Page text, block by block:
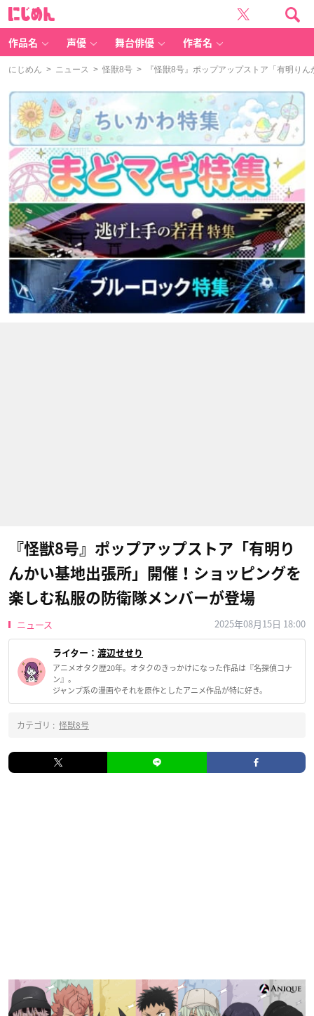
作品名 声優 舞台俳優 作者名
にじめん > ニュース > 怪獣8号 > 『怪獣8号』ポップアップストア「有明り
『怪獣8号』ポップアップストア「有明り
んかい基地出張所」開催！ショッピングを
楽しむ私服の防衛隊メンバーが登場
ニュース 2025年08月15日 18:00
ライター： 渡辺せせり
アニメオタク歴20年。オタクのきっかけになった作品は『名探偵コナ
ン』。
ジャンプ系の漫画やそれを原作としたアニメ作品が特に好き。
カテゴリ : 怪獣8号